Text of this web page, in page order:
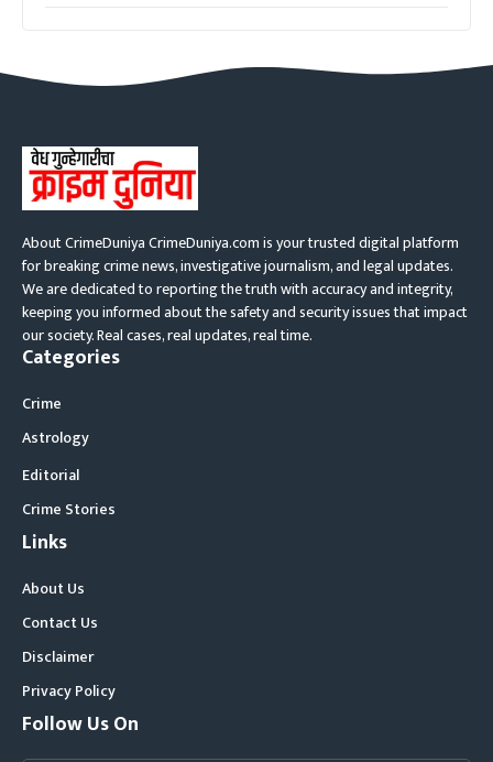
About CrimeDuniya CrimeDuniya.com is your trusted digital platform
for breaking crime news, investigative journalism, and legal updates.
We are dedicated to reporting the truth with accuracy and integrity,
keeping you informed about the safety and security issues that impact
our society. Real cases, real updates, real time.
Categories
Crime
Astrology
Editorial
Crime Stories
Links
About Us
Contact Us
Disclaimer
Privacy Policy
Follow Us On